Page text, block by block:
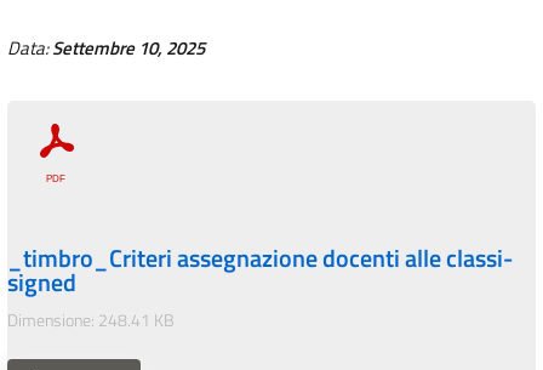
Data:Settembre 10, 2025
_timbro_Criteri assegnazione docenti alle classi-
signed
Dimensione: 248.41 KB